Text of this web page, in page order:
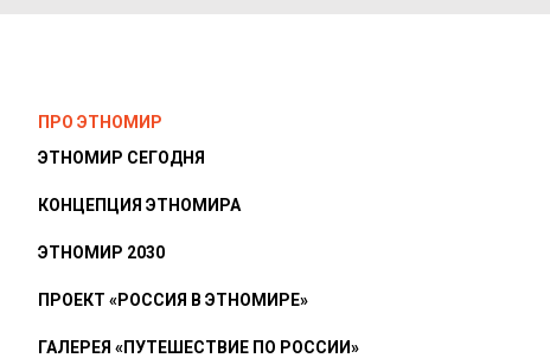
ПРО ЭТНОМИР
ЭТНОМИР СЕГОДНЯ
КОНЦЕПЦИЯ ЭТНОМИРА
ЭТНОМИР 2030
ПРОЕКТ «РОССИЯ В ЭТНОМИРЕ»
ГАЛЕРЕЯ «ПУТЕШЕСТВИЕ ПО РОССИИ»